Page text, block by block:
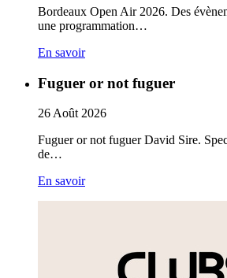
Bordeaux Open Air 2026. Des
une programmation…
En savoir
Fuguer or not fuguer
26Août 2026
Fuguer or not fuguer David Sire.
de…
En savoir